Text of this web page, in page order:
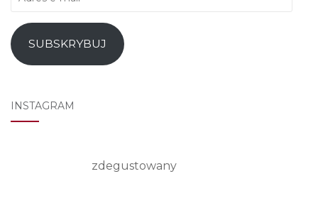
mail
SUBSKRYBUJ
INSTAGRAM
zdegustowany